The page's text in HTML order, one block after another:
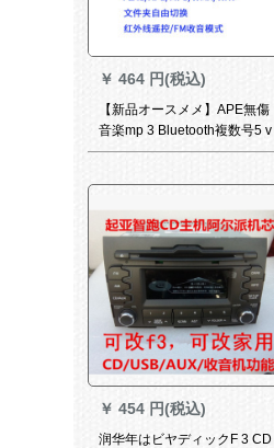
￥ 464 円(税込)
【新品オースメメ】APE無傷
音楽mp 3 Bluetooth複数号5 v
機能再生器USBプレミヤー12
￥ 454 円(税込)
润华年はビヤディックF 3 CD